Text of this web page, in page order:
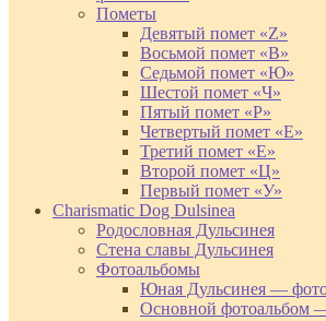
Пометы
Девятый помет «Z»
Восьмой помет «В»
Седьмой помет «Ю»
Шестой помет «Ч»
Пятый помет «Р»
Четвертый помет «Е»
Третий помет «Е»
Второй помет «Ц»
Первый помет «У»
Charismatic Dog Dulsinea
Родословная Дульсинея
Стена славы Дульсинея
Фотоальбомы
Юная Дульсинея —
Основной фотоальбом